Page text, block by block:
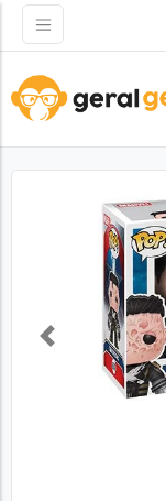
Previous